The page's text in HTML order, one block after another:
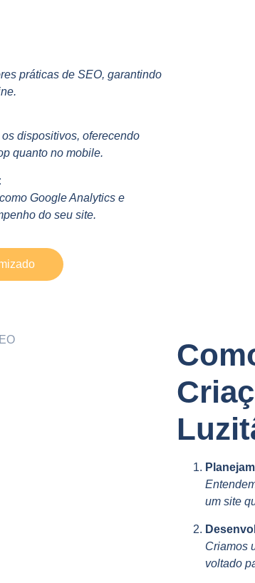
práticas de SEO, garantindo
dispositivos, oferecendo
quanto no mobile.
Google Analytics e
do seu site.
um site
Criamos
voltado